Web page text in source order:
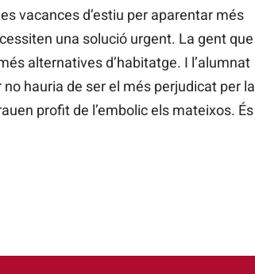
vacances d’estiu per aparentar més
una solució urgent. La gent que
alternatives d’habitatge. I l’alumnat
hauria de ser el més perjudicat per la
profit de l’embolic els mateixos. És